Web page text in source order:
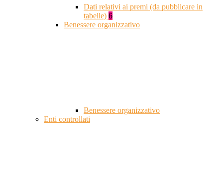
Dati relativi ai premi (da pubblicare in
tabelle) 6
Benessere organizzativo
Benessere organizzativo
Enti controllati